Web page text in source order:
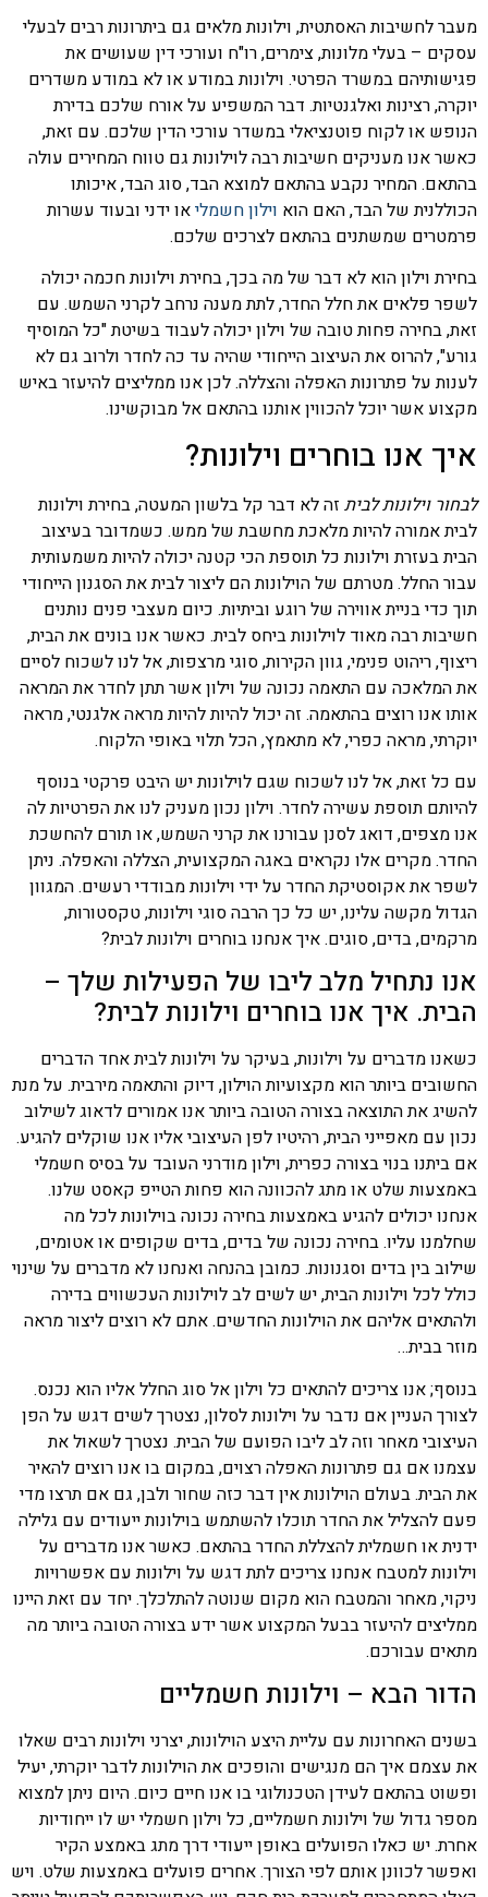
מעבר לחשיבות האסתטית, וילונות מלאים גם ביתרונות רבים לבעלי
עסקים – בעלי מלונות, צימרים, רו"ח ועורכי דין שעושים את
פגישותיהם במשרד הפרטי. וילונות במודע או לא במודע משדרים
יוקרה, רצינות ואלגנטיות. דבר המשפיע על אורח שלכם בדירת
הנופש או לקוח פוטנציאלי במשדר עורכי הדין שלכם. עם זאת,
כאשר אנו מעניקים חשיבות רבה לוילונות גם טווח המחירים עולה
בהתאם. המחיר נקבע בהתאם למוצא הבד, סוג הבד, איכותו
הכוללנית של הבד, האם הוא וילון חשמליאו ידני ובעוד עשרות
פרמטרים שמשתנים בהתאם לצרכים שלכם.
בחירת וילון הוא לא דבר של מה בכך, בחירת וילונות חכמה יכולה
לשפר פלאים את חלל החדר, לתת מענה נרחב לקרני השמש. עם
זאת, בחירה פחות טובה של וילון יכולה לעבוד בשיטת "כל המוסיף
גורע", להרוס את העיצוב הייחודי שהיה עד כה לחדר ולרוב גם לא
לענות על פתרונות האפלה והצללה. לכן אנו ממליצים להיעזר באיש
מקצוע אשר יוכל להכווין אותנו בהתאם אל מבוקשינו.
איך אנו בוחרים וילונות?
לבחור וילונות לבית זה לא דבר קל בלשון המעטה, בחירת וילונות
לבית אמורה להיות מלאכת מחשבת של ממש. כשמדובר בעיצוב
הבית בעזרת וילונות כל תוספת הכי קטנה יכולה להיות משמעותית
עבור החלל. מטרתם של הוילונות הם ליצור לבית את הסגנון הייחודי
תוך כדי בניית אווירה של רוגע וביתיות. כיום מעצבי פנים נותנים
חשיבות רבה מאוד לוילונות ביחס לבית. כאשר אנו בונים את הבית,
ריצוף, ריהוט פנימי, גוון הקירות, סוגי מרצפות, אל לנו לשכוח לסיים
את המלאכה עם התאמה נכונה של וילון אשר תתן לחדר את המראה
אותו אנו רוצים בהתאמה. זה יכול להיות להיות מראה אלגנטי, מראה
יוקרתי, מראה כפרי, לא מתאמץ, הכל תלוי באופי הלקוח.
עם כל זאת, אל לנו לשכוח שגם לוילונות יש היבט פרקטי בנוסף
להיותם תוספת עשירה לחדר. וילון נכון מעניק לנו את הפרטיות לה
אנו מצפים, דואג לסנן עבורנו את קרני השמש, או תורם להחשכת
החדר. מקרים אלו נקראים באגה המקצועית, הצללה והאפלה. ניתן
לשפר את אקוסטיקת החדר על ידי וילונות מבודדי רעשים. המגוון
הגדול מקשה עלינו, יש כל כך הרבה סוגי וילונות, טקסטורות,
מרקמים, בדים, סוגים. איך אנחנו בוחרים וילונות לבית?
אנו נתחיל מלב ליבו של הפעילות שלך –
הבית. איך אנו בוחרים וילונות לבית?
כשאנו מדברים על וילונות, בעיקר על וילונות לבית אחד הדברים
החשובים ביותר הוא מקצועיות הוילון, דיוק והתאמה מירבית. על מנת
להשיג את התוצאה בצורה הטובה ביותר אנו אמורים לדאוג לשילוב
נכון עם מאפייני הבית, רהיטיו לפן העיצובי אליו אנו שוקלים להגיע.
אם ביתנו בנוי בצורה כפרית, וילון מודרני העובד על בסיס חשמלי
באמצעות שלט או מתג להכוונה הוא פחות הטייפ קאסט שלנו.
אנחנו יכולים להגיע באמצעות בחירה נכונה בוילונות לכל מה
שחלמנו עליו. בחירה נכונה של בדים, בדים שקופים או אטומים,
שילוב בין בדים וסגנונות. כמובן בהנחה ואנחנו לא מדברים על שינוי
כולל לכל וילונות הבית, יש לשים לב לוילונות העכשווים בדירה
ולהתאים אליהם את הוילונות החדשים. אתם לא רוצים ליצור מראה
מוזר בבית…
בנוסף; אנו צריכים להתאים כל וילון אל סוג החלל אליו הוא נכנס.
לצורך העניין אם נדבר על וילונות לסלון, נצטרך לשים דגש על הפן
העיצובי מאחר וזה לב ליבו הפועם של הבית. נצטרך לשאול את
עצמנו אם גם פתרונות האפלה רצוים, במקום בו אנו רוצים להאיר
את הבית. בעולם הוילונות אין דבר כזה שחור ולבן, גם אם תרצו מדי
פעם להצליל את החדר תוכלו להשתמש בוילונות ייעודים עם גלילה
ידנית או חשמלית להצללת החדר בהתאם. כאשר אנו מדברים על
וילונות למטבח אנחנו צריכים לתת דגש על וילונות עם אפשרויות
ניקוי, מאחר והמטבח הוא מקום שנוטה להתלכלך. יחד עם זאת היינו
ממליצים להיעזר בבעל המקצוע אשר ידע בצורה הטובה ביותר מה
מתאים עבורכם.
הדור הבא – וילונות חשמליים
בשנים האחרונות עם עליית היצע הוילונות, יצרני וילונות רבים שאלו
את עצמם איך הם מנגישים והופכים את הוילונות לדבר יוקרתי, יעיל
ופשוט בהתאם לעידן הטכנולוגי בו אנו חיים כיום. היום ניתן למצוא
מספר גדול של וילונות חשמליים, כל וילון חשמלי יש לו ייחודיות
אחרת. יש כאלו הפועלים באופן ייעודי דרך מתג באמצע הקיר
ואפשר לכוונן אותם לפי הצורך. אחרים פועלים באמצעות שלט. ויש